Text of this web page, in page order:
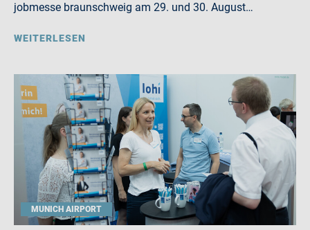
jobmesse braunschweig am 29. und 30. August…
WEITERLESEN
MUNICH AIRPORT